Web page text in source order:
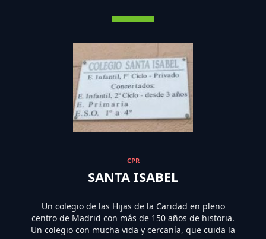
CPR
SANTA ISABEL
Un colegio de las Hijas de la Caridad en pleno
centro de Madrid con más de 150 años de historia.
Un colegio con mucha vida y cercanía, que cuida la